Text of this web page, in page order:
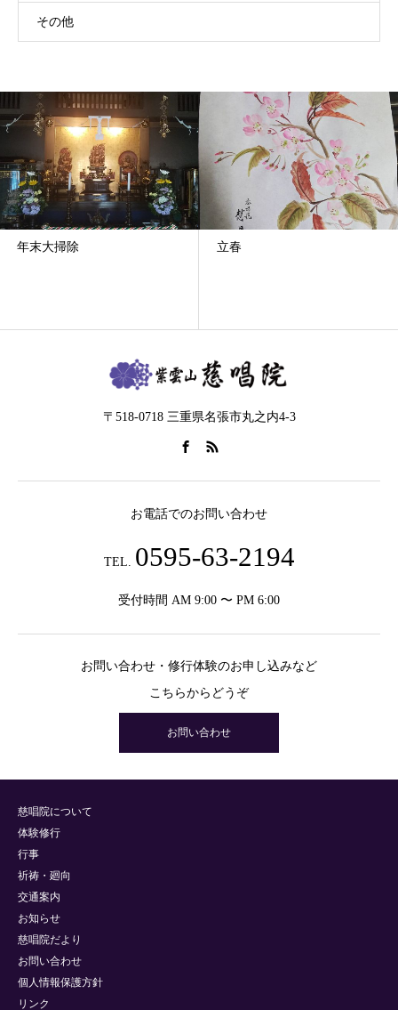
その他
立春 報恩謝徳修行⑦不動明王供
〒518-0718 三重県名張市丸之内4-3
お電話でのお問い合わせ
TEL. 0595-63-2194
受付時間 AM 9:00 〜 PM 6:00
お問い合わせ・修行体験のお申し込みなど
こちらからどうぞ
お問い合わせ
慈唱院について
体験修行
行事
祈祷・廻向
交通案内
お知らせ
慈唱院だより
お問い合わせ
個人情報保護方針
リンク